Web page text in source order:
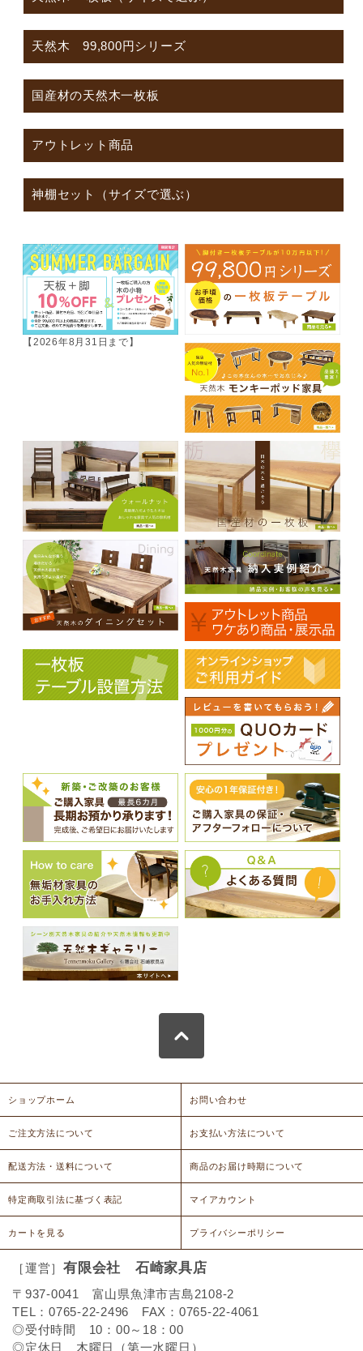
天然木 99,800円シリーズ
国産材の天然木一枚板
アウトレット商品
神棚セット（サイズで選ぶ）
【2026年8月31日まで】
ショップホーム お問い合わせ
ご注文方法について お支払い方法について
配送方法・送料について 商品のお届け時期について
特定商取引法に基づく表記 マイアカウント
カートを見る プライバシーポリシー
［運営］ 有限会社 石崎家具店
〒937-0041 富山県魚津市吉島2108-2
TEL：0765-22-2496 FAX：0765-22-4061
◎受付時間 10：00～18：00
◎定休日 木曜日（第一水曜日）